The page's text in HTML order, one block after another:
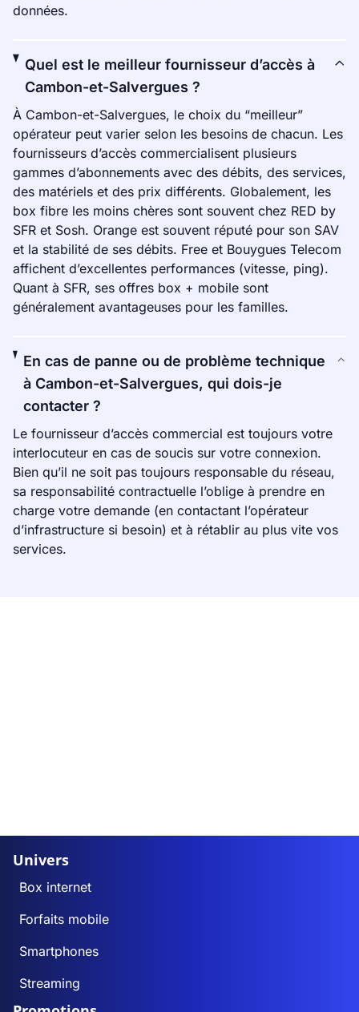
données.
Quel est le meilleur fournisseur d’accès à
Cambon-et-Salvergues ?
À Cambon-et-Salvergues, le choix du “meilleur”
opérateur peut varier selon les besoins de chacun. Les
fournisseurs d’accès commercialisent plusieurs
gammes d’abonnements avec des débits, des services,
des matériels et des prix différents. Globalement, les
box fibre les moins chères sont souvent chez RED by
SFR et Sosh. Orange est souvent réputé pour son SAV
et la stabilité de ses débits. Free et Bouygues Telecom
affichent d’excellentes performances (vitesse, ping).
Quant à SFR, ses offres box + mobile sont
généralement avantageuses pour les familles.
En cas de panne ou de problème technique
à Cambon-et-Salvergues, qui dois-je
contacter ?
Le fournisseur d’accès commercial est toujours votre
interlocuteur en cas de soucis sur votre connexion.
Bien qu’il ne soit pas toujours responsable du réseau,
sa responsabilité contractuelle l’oblige à prendre en
charge votre demande (en contactant l’opérateur
d’infrastructure si besoin) et à rétablir au plus vite vos
services.
Univers
Box internet
Forfaits mobile
Smartphones
Streaming